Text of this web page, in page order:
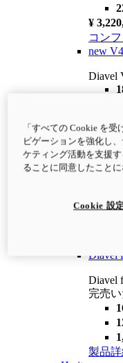
¥
コン
new
Diavel
コン
newV4
Diavel
Diavel
完売
製品
「すべての Cookie を
ビゲーションを強化し
ケティング活動を支援
ることに同意したことに
Cookie 設